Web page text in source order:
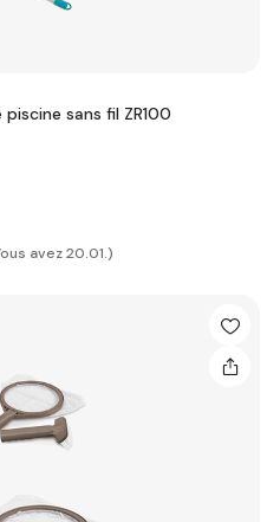
sans fil ZR100
avez 20.01.)